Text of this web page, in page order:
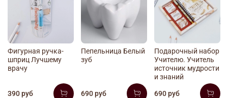
Фигурная ручка-
шприц Лучшему
врачу
390 руб
Пепельница Белый
зуб
690 руб
Подарочный набор
Учителю. Учитель
источник мудрости
и знаний
690 руб